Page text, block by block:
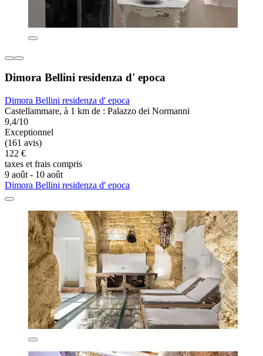
Dimora Bellini residenza d' epoca
Dimora Bellini residenza d' epoca
Castellammare, à 1 km de : Palazzo dei Normanni
9,4/10
Exceptionnel
(161 avis)
122 €
taxes et frais compris
9 août - 10 août
Dimora Bellini residenza d' epoca